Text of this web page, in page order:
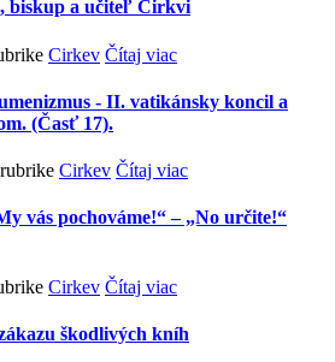
biskup a učiteľ Cirkvi
Cirkev Čítaj viac
- II. vatikánsky koncil a
(Časť 17).
Cirkev Čítaj viac
vás pochováme!“ – „No určite!“
Cirkev Čítaj viac
škodlivých kníh